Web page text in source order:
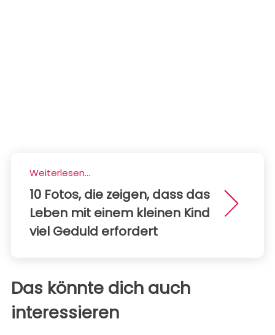
Weiterlesen...
10 Fotos, die zeigen, dass das
Leben mit einem kleinen Kind
viel Geduld erfordert
Das könnte dich auch
interessieren